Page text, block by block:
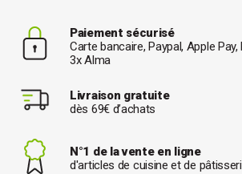
Paiement sécurisé
Carte bancaire, Paypal, Apple
3x Alma
Livraison gratuite
dès 69€ d’achats
N°1 de la vente en ligne
d'articles de cuisine et de